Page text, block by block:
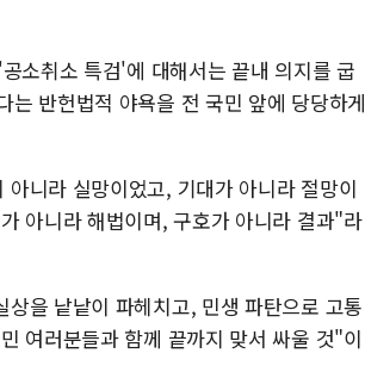
소취소 특검'에 대해서는 끝내 의지를 굽
반헌법적 야욕을 전 국민 앞에 당당하게
니라 실망이었고, 기대가 아니라 절망이
아니라 해법이며, 구호가 아니라 결과"라
을 낱낱이 파헤치고, 민생 파탄으로 고통
여러분들과 함께 끝까지 맞서 싸울 것"이